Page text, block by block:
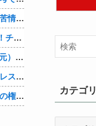
【速報】熊本県知事「報道に強い不満・苦情が寄せられている」→TBSの報道特集がまさにそれな件他
【ネオポルテ】昏昏アリア３Dお披露目！チキンテカテカ他
Amazon「マンガ毎週末セール（50%還元）」アツいスポーツマンガ祭り最終日到来！！！他
【悲報】堀大輔さん、寝る間も惜しんでレスバ祭りｗｗｗｗｗｗｗｗｗｗｗｗｗｗｗｗｗｗｗｗｗｗｗｗ他
【物議】大物インフルエンサー「喫煙者の権利がマジで侵害されてる。いくら税金払ってるんだ」他
カテゴリ